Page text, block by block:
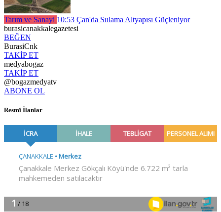
Tarım ve Sanayi 10:53 Çan'da Sulama Altyapısı Güçleniyor
burasicanakkalegazetesi
BEĞEN
BurasiCnk
TAKİP ET
medyabogaz
TAKİP ET
@bogazmedyatv
ABONE OL
Resmî İlanlar